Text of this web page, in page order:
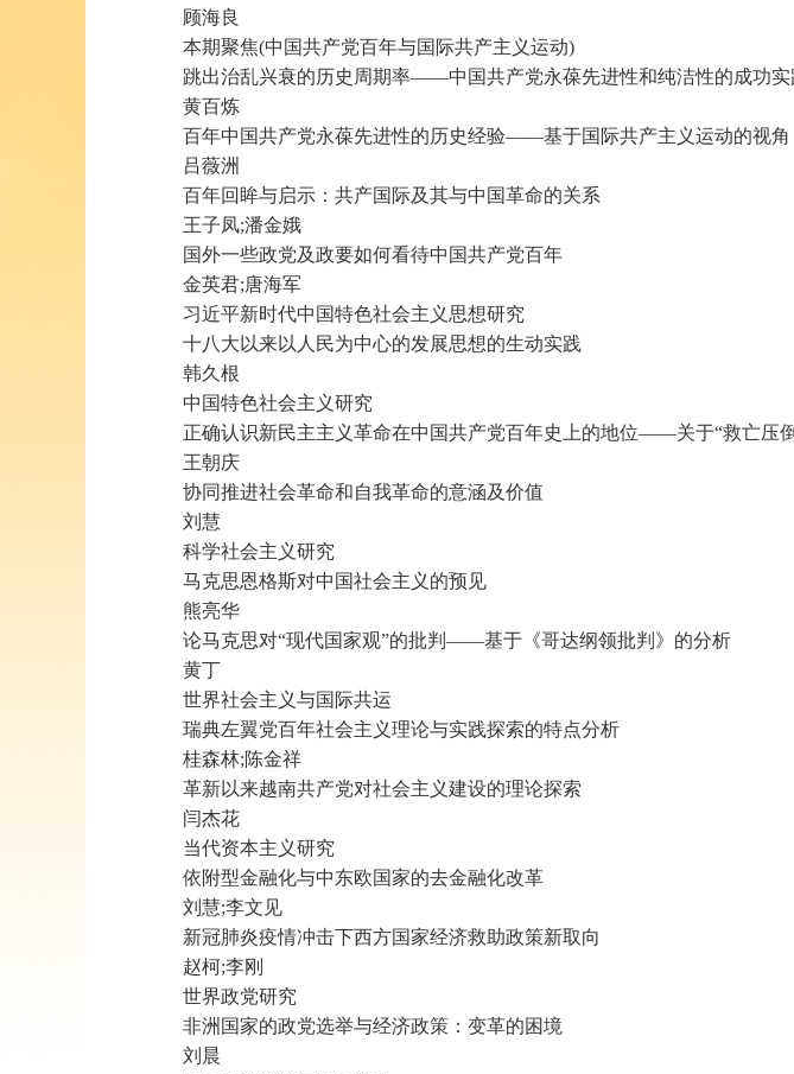
顾海良
本期聚焦(中国共产党百年与国际共产主义运动)
跳出治乱兴衰的历史周期率——中国共产党永葆先进性和纯洁性的成功实
黄百炼
百年中国共产党永葆先进性的历史经验——基于国际共产主义运动的视角
吕薇洲
百年回眸与启示：共产国际及其与中国革命的关系
王子凤;潘金娥
国外一些政党及政要如何看待中国共产党百年
金英君;唐海军
习近平新时代中国特色社会主义思想研究
十八大以来以人民为中心的发展思想的生动实践
韩久根
中国特色社会主义研究
正确认识新民主主义革命在中国共产党百年史上的地位——关于“救亡压
王朝庆
协同推进社会革命和自我革命的意涵及价值
刘慧
科学社会主义研究
马克思恩格斯对中国社会主义的预见
熊亮华
论马克思对“现代国家观”的批判——基于《哥达纲领批判》的分析
黄丁
世界社会主义与国际共运
瑞典左翼党百年社会主义理论与实践探索的特点分析
桂森林;陈金祥
革新以来越南共产党对社会主义建设的理论探索
闫杰花
当代资本主义研究
依附型金融化与中东欧国家的去金融化改革
刘慧;李文见
新冠肺炎疫情冲击下西方国家经济救助政策新取向
赵柯;李刚
世界政党研究
非洲国家的政党选举与经济政策：变革的困境
刘晨